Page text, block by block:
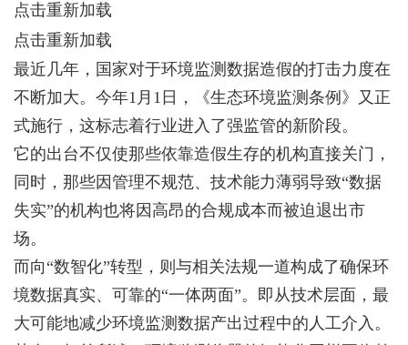
点击重新加载
点击重新加载
最近几年，国家对于环境监测数据造假的打击力度在
不断加大。今年1月1日，《生态环境监测条例》又正
式施行，这标志着行业进入了强监管的新阶段。
它的出台不仅使那些依靠造假生存的机构直接关门，
同时，那些因管理不规范、技术能力薄弱导致“数据
失实”的机构也将因高昂的合规成本而被迫退出市
场。
而向“数智化”转型，则与相关法规一道构成了确保环
境数据真实、可靠的“一体两面”。即从技术层面，最
大可能地减少环境监测数据产出过程中的人工介入。